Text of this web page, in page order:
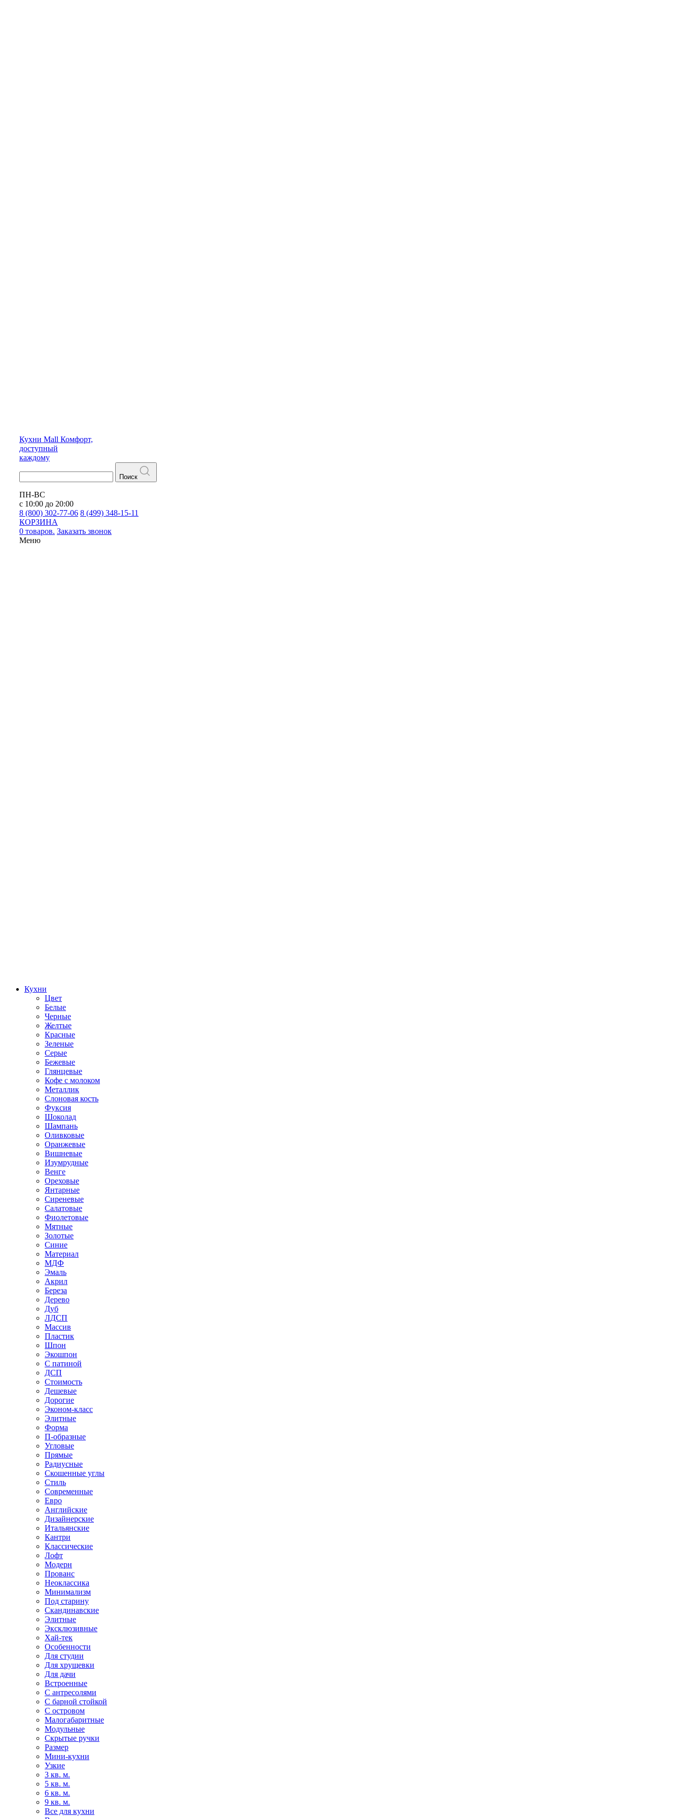
Кухни Mall Комфорт,
доступный
каждому
Поиск
ПН-ВС
с 10:00 до 20:00
8 (800) 302-77-06 8 (499) 348-15-11
КОРЗИНА
0 товаров. Заказать звонок
Меню
Кухни
Цвет
Белые
Черные
Желтые
Красные
Зеленые
Серые
Бежевые
Глянцевые
Кофе с молоком
Металлик
Слоновая кость
Фуксия
Шоколад
Шампань
Оливковые
Оранжевые
Вишневые
Изумрудные
Венге
Ореховые
Янтарные
Сиреневые
Салатовые
Фиолетовые
Мятные
Золотые
Синие
Материал
МДФ
Эмаль
Акрил
Береза
Дерево
Дуб
ЛДСП
Массив
Пластик
Шпон
Экошпон
С патиной
ДСП
Стоимость
Дешевые
Дорогие
Эконом-класс
Элитные
Форма
П-образные
Угловые
Прямые
Радиусные
Скошенные углы
Стиль
Современные
Евро
Английские
Дизайнерские
Итальянские
Кантри
Классические
Лофт
Модерн
Прованс
Неоклассика
Минимализм
Под старину
Скандинавские
Элитные
Эксклюзивные
Хай-тек
Особенности
Для студии
Для хрущевки
Для дачи
Встроенные
С антресолями
С барной стойкой
С островом
Малогабаритные
Модульные
Скрытые ручки
Размер
Мини-кухни
Узкие
3 кв. м.
5 кв. м.
6 кв. м.
9 кв. м.
Все для кухни